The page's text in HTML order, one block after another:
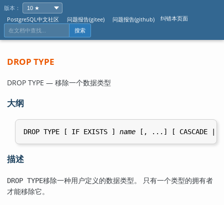
版本：
PostgreSQL中文社区
问题报告(gitee) 问题报告(github) 纠错本页面
搜索
DROP TYPE
DROP TYPE — 移除一个数据类型
大纲
DROP TYPE [ IF EXISTS ] name [, ...] [ CASCADE |
描述
DROP TYPE移除一种用户定义的数据类型。 只有一个类型的拥有者
才能移除它。